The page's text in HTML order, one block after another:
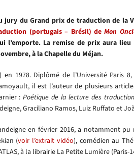
jury du Grand prix de traduction de la
(portugais – Brésil) deMon
l’emporte. La remise de prix aura
à la Chapelle du Méjan.
en 1978. Diplômé de l’Université
il est l’auteur de plusieurs
:Poétique de la lecture des
Graciliano Ramos, Luiz Ruffato et
en février 2016, a notamment pu
(voir l’extrait vidéo), comédien au
à la librairie La Petite Lumière (Paris-